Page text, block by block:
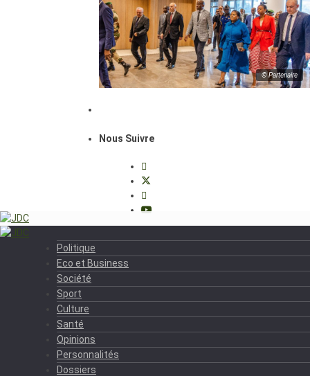
© Partenaire
Nous Suivre
Politique
Eco et Business
Société
Sport
Culture
Santé
Opinions
Personnalités
Dossiers